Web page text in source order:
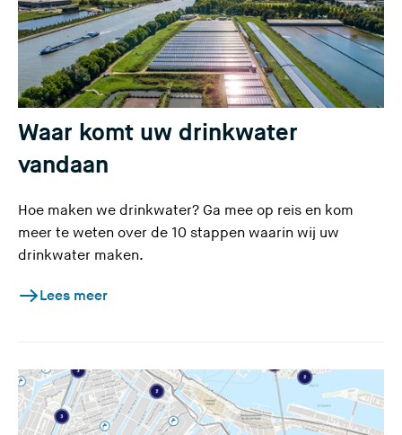
Waar komt uw drinkwater
vandaan
Hoe maken we drinkwater? Ga mee op reis en kom
meer te weten over de 10 stappen waarin wij uw
drinkwater maken.
Lees meer